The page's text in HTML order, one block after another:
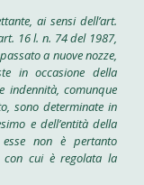
ai sensi dell’art.
16 l. n. 74 del 1987,
a nuove nozze,
in occasione della
indennità, comunque
sono determinate in
e dell’entità della
non è pertanto
con cui è regolata la